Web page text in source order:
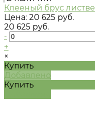
Клееный брус
Цена: 20 625 руб.
20 625 руб.
-
+
×
Купить
Добавлено
Купить